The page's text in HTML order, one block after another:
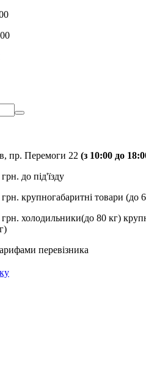
пр. Перемоги 22 (з 10:00 до
до під'їзду
грн. крупногабаритні товари (до
холодильники(до 80 кг)
перевізника